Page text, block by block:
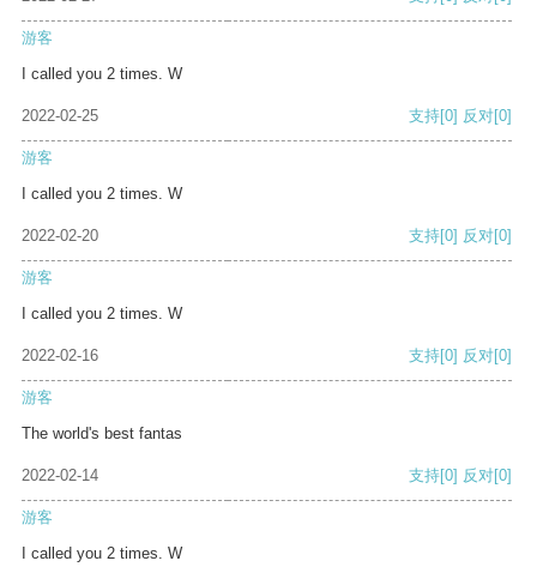
游客
I called you 2 times. W
2022-02-25 支持[0] 反对[0]
游客
I called you 2 times. W
2022-02-20 支持[0] 反对[0]
游客
I called you 2 times. W
2022-02-16 支持[0] 反对[0]
游客
The world's best fantas
2022-02-14 支持[0] 反对[0]
游客
I called you 2 times. W